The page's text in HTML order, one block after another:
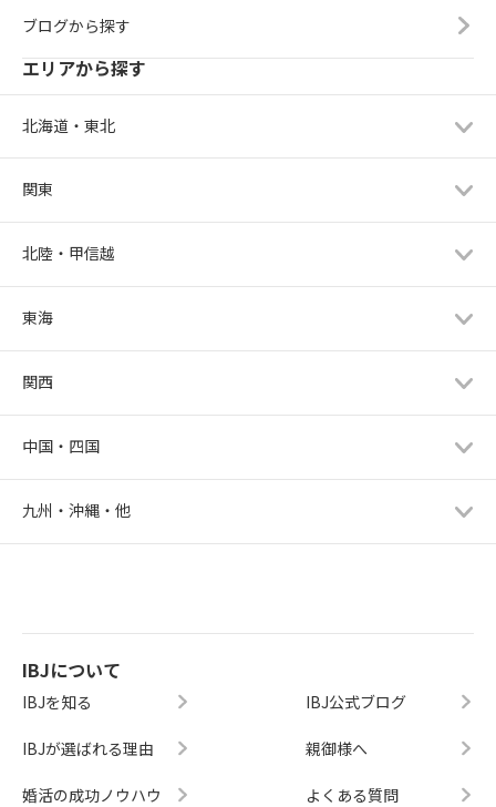
ブログから探す
エリアから探す
北海道・東北
関東
北陸・甲信越
東海
関西
中国・四国
九州・沖縄・他
IBJについて
IBJを知る
IBJが選ばれる理由
婚活の成功ノウハウ
IBJ公式ブログ
親御様へ
よくある質問